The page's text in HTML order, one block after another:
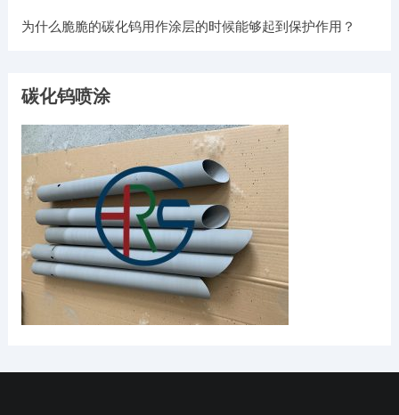
为什么脆脆的碳化钨用作涂层的时候能够起到保护作用？
碳化钨喷涂